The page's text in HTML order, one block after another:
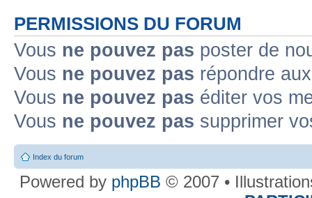
PERMISSIONS DU FORUM
Vous ne pouvez pas poster de
Vous ne pouvez pas répondre
Vous ne pouvez pas éditer vos
Vous ne pouvez pas supprimer
Index du forum
Powered by phpBB © 2007 •